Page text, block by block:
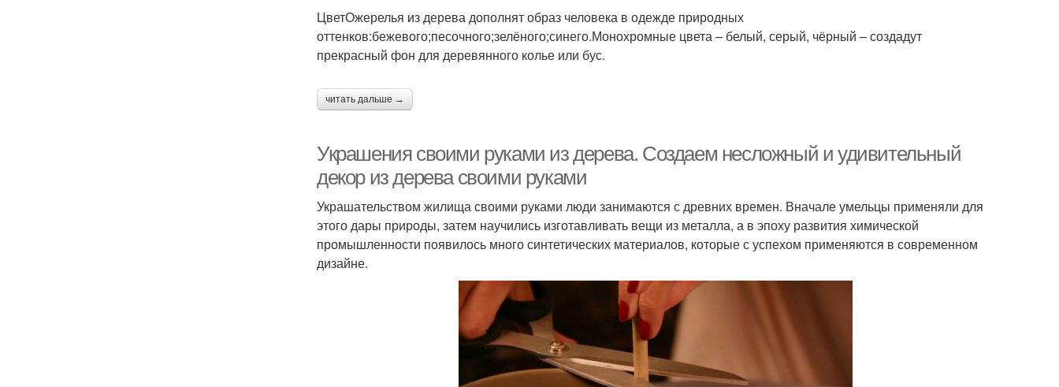
ЦветОжерелья из дерева дополнят образ человека в одежде природных
оттенков:бежевого;песочного;зелёного;синего.Монохромные цвета – белый, серый, чёрный – создадут
прекрасный фон для деревянного колье или бус.
читать дальше →
Украшения своими руками из дерева. Создаем несложный и удивительный
декор из дерева своими руками
Украшательством жилища своими руками люди занимаются с древних времен. Вначале умельцы применяли для
этого дары природы, затем научились изготавливать вещи из металла, а в эпоху развития химической
промышленности появилось много синтетических материалов, которые с успехом применяются в современном
дизайне.